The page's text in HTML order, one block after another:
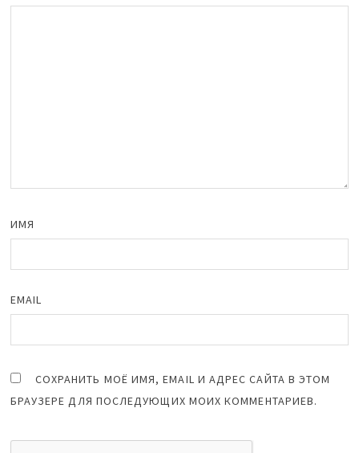
ИМЯ
EMAIL
СОХРАНИТЬ МОЁ ИМЯ, EMAIL И АДРЕС САЙТА В ЭТОМ
БРАУЗЕРЕ ДЛЯ ПОСЛЕДУЮЩИХ МОИХ КОММЕНТАРИЕВ.